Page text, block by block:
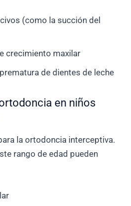
(como la succión del
crecimiento maxilar
de dientes de leche
en niños
la ortodoncia interceptiva.
rango de edad pueden